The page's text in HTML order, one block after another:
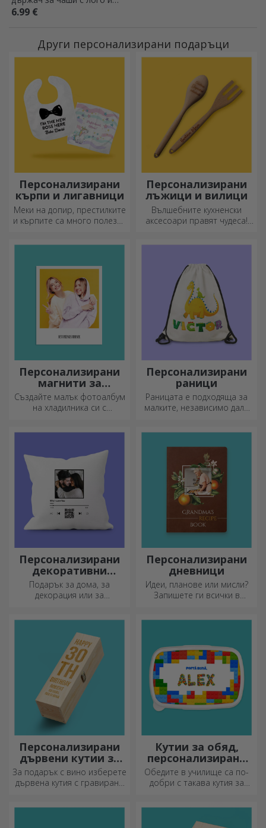
послание - коледна играчка
6.99 €
Други персонализирани подаръци
Персонализирани
кърпи и лигавници
Меки на допир, престилките
и кърпите са много полезни
Персонализирани
лъжици и вилици
Вълшебните кухненски
аксесоари правят чудеса!
Персонализирани
магнити за
хладилник
Създайте малък фотоалбум
на хладилника си с
Персонализирани
раници
Раницата е подходяща за
малките, независимо дали
добре подхожда на вашето
дете!
Персонализирани
декоративни
възглавници
Подарък за дома, за
декорация или за
всеки повод.
Персонализирани
дневници
Идеи, планове или мисли?
Запишете ги всички в
Персонализирани
дървени кутии за
вино
За подарък с вино изберете
дървена кутия с гравирани
Кутии за обяд,
персонализирани
касероли
Обедите в училище са по-
добри с такава кутия за